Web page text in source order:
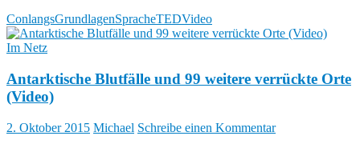
ConlangsGrundlagenSpracheTEDVideo
Im Netz
Antarktische Blutfälle und 99 weitere verrückte Orte
(Video)
2. Oktober 2015 Michael Schreibe einen Kommentar